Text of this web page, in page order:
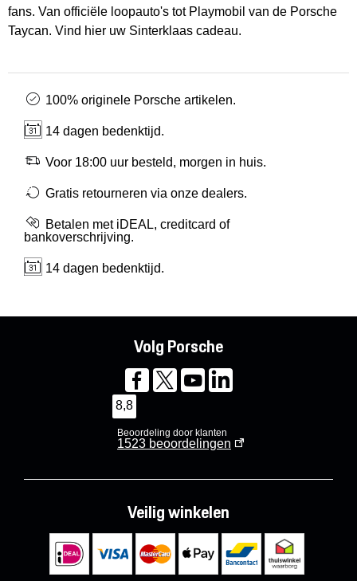
Porsche informatie
fans. Van officiële loopauto's tot Playmobil van de Porsche
Taycan. Vind hier uw Sinterklaas cadeau.
100% originele Porsche artikelen.
14 dagen bedenktijd.
Voor 18:00 uur besteld, morgen in huis.
Gratis retourneren via onze dealers.
Betalen met iDEAL, creditcard of
bankoverschrijving.
14 dagen bedenktijd.
Volg Porsche
8,8
Beoordeling door klanten
1523 beoordelingen
Veilig winkelen